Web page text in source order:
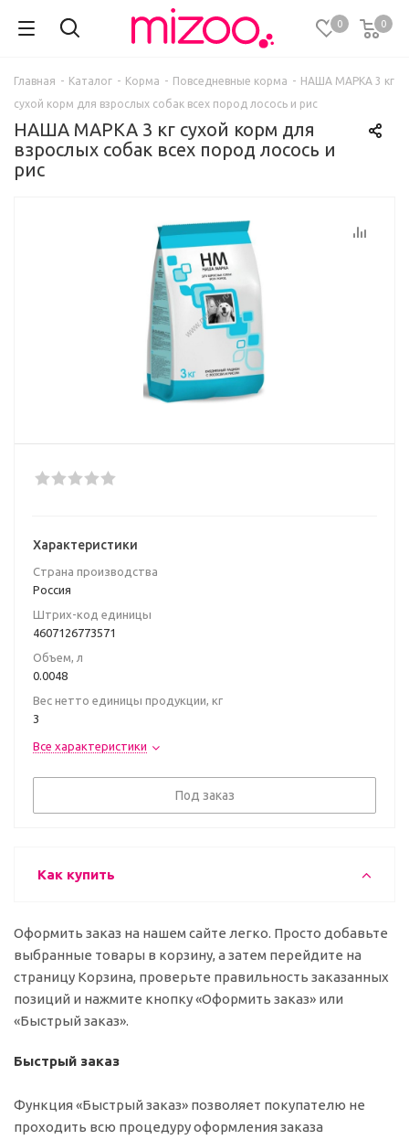
0 0
Главная - Каталог - Корма - Повседневные корма - НАША МАРКА 3 кг
сухой корм для взрослых собак всех пород лосось и рис
НАША МАРКА 3 кг сухой корм для
взрослых собак всех пород лосось и
рис
Характеристики
Страна производства
Poccия
Штрих-код единицы
4607126773571
Объем, л
0.0048
Вес нетто единицы продукции, кг
3
Все характеристики
Под заказ
Как купить
Оформить заказ на нашем сайте легко. Просто добавьте
выбранные товары в корзину, а затем перейдите на
страницу Корзина, проверьте правильность заказанных
позиций и нажмите кнопку «Оформить заказ» или
«Быстрый заказ».
Быстрый заказ
Функция «Быстрый заказ» позволяет покупателю не
проходить всю процедуру оформления заказа